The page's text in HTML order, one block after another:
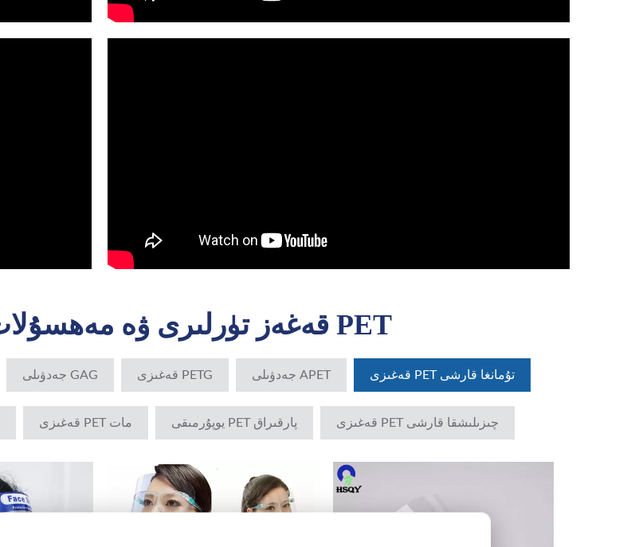
PET قەغەز تۈرلىرى ۋە مەھسۇلات يۈرۈشلۈكلىرى
تۇمانغا قارشى PET قەغىزى APET جەدۋىلى PETG قەغىزى GAG جەدۋىلى
چىزىلىشقا قارشى PET قەغىزى پارقىراق PET يوپۇرمىقى مات PET قەغىزى